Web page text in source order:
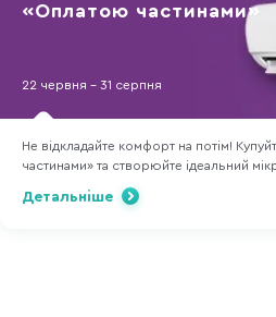
«Оплатою частинами»
22 червня - 31 серпня
Не відкладайте комфорт на потім!
частинами» та створюйте ідеальний
Детальніше